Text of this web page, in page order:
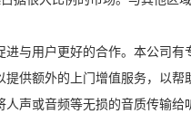
与用户更好的合作。本公司有
供额外的上门增值服务，以帮
声或音频等无损的音质传输给